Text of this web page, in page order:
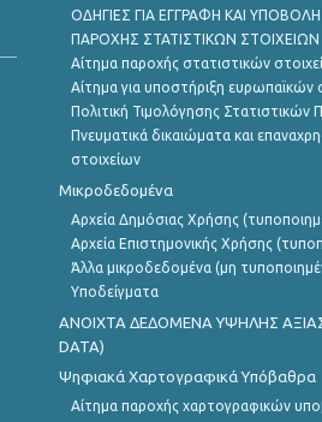
ΟΔΗΓΙΕΣ ΓΙΑ ΕΓΓΡΑΦΗ ΚΑΙ
ΠΑΡΟΧΗΣ ΣΤΑΤΙΣΤΙΚΩΝ ΣΤΟΙΧΕΙΩΝ
Αίτημα παροχής στατιστικών
Αίτημα για υποστήριξη ευρωπαϊκών
Πολιτική Τιμολόγησης Στατιστικών
Πνευματικά δικαιώματα και
στοιχείων
Μικροδεδομένα
Αρχεία Δημόσιας Χρήσης
Αρχεία Επιστημονικής Χρήσης
Άλλα μικροδεδομένα (μη
Υποδείγματα
ANOIXTA ΔΕΔΟΜΕΝΑ ΥΨΗΛΗΣ ΑΞΙΑΣ
DATA)
Ψηφιακά Χαρτογραφικά Υπόβαθρα
Αίτημα παροχής χαρτογραφικών